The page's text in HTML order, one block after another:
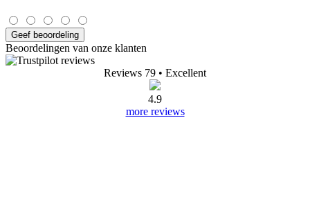
Geef beoordeling
Beoordelingen van onze klanten
Reviews 79 • Excellent
4.9
more reviews